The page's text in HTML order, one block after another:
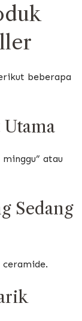
beberapa
atau
Sedang